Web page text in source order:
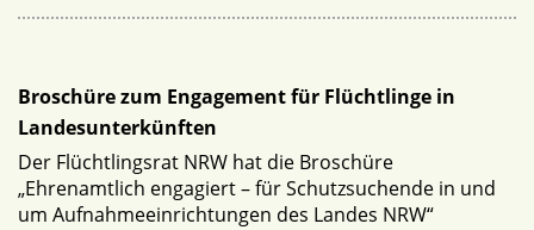
Broschüre zum Engagement für Flüchtlinge in
Landesunterkünften
Der Flüchtlingsrat NRW hat die Broschüre
„Ehrenamtlich engagiert – für Schutzsuchende in und
um Aufnahmeeinrichtungen des Landes NRW“